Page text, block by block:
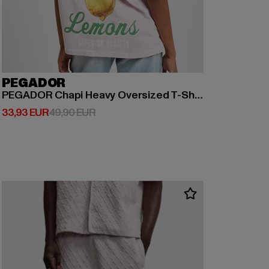
PEGADOR
PEGADOR Chapi Heavy Oversized T-Shirts
33,93 EUR
Derzeitiger Preis: 33,93 EUR
49,90 EURAktionspreis: 49,90 EUR